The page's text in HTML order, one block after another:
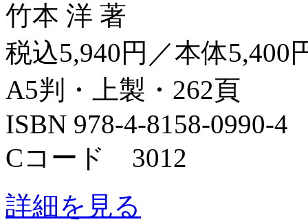
竹本 洋 著
税込5,940円／本体5,400
A5判・上製・262頁
ISBN 978-4-8158-0990-4
Cコード 3012
詳細を見る